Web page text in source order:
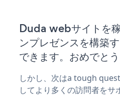
Duda webサイトを
ンプレゼンスを構築
できます。おめでとう
しかし、次はa tough
してより多くの訪問者をサ